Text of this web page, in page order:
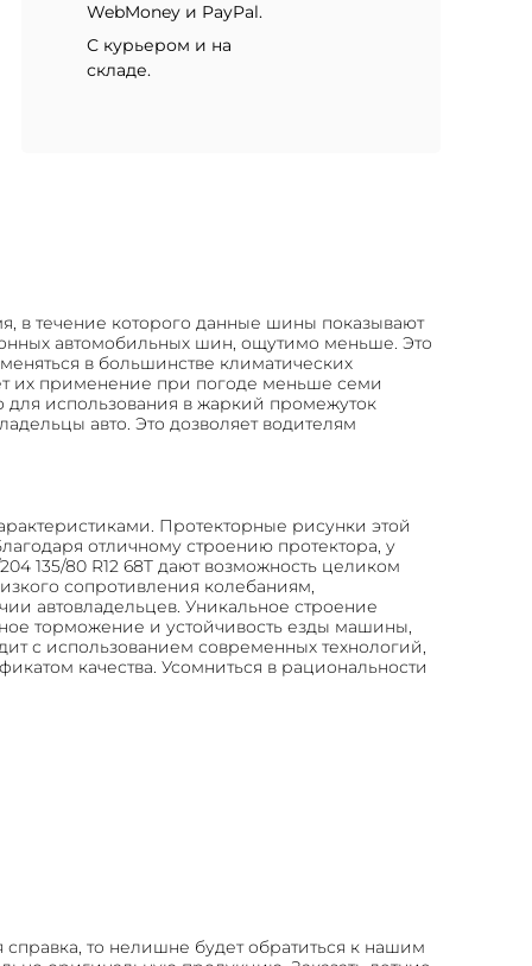
WebMoney и PayPal.
С курьером и на
складе.
в течение которого данные шины показывают
автомобильных шин, ощутимо меньше. Это
в большинстве климатических
их применение при погоде меньше семи
использования в жаркий промежуток
авто. Это дозволяет водителям
Протекторные рисунки этой
отличному строению протектора, у
135/80 R12 68T дают возможность целиком
сопротивления колебаниям,
автовладельцев. Уникальное строение
торможение и устойчивость езды машины,
с использованием современных технологий,
качества. Усомниться в рациональности
то нелишне будет обратиться к нашим